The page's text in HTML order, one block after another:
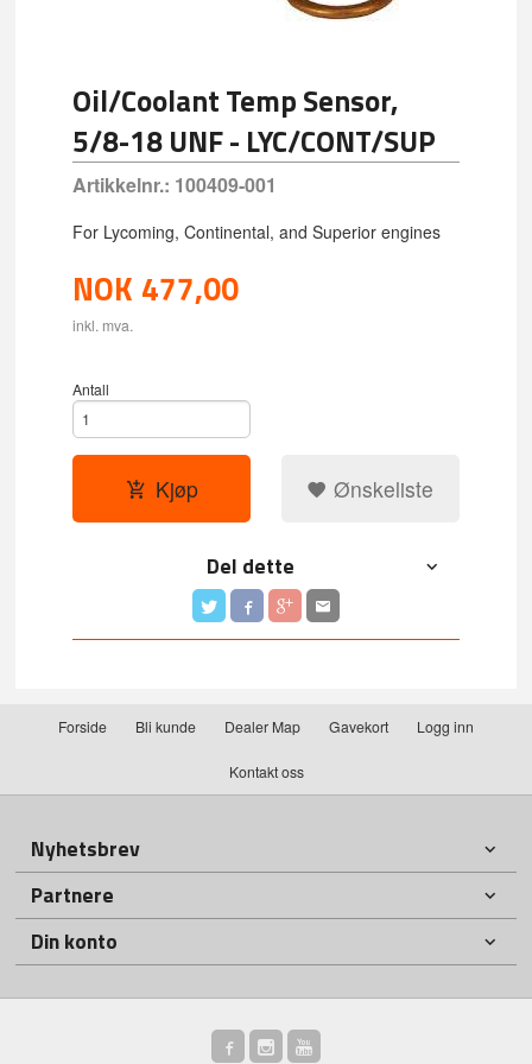
Oil/Coolant Temp Sensor,
5/8-18 UNF - LYC/CONT/SUP
Artikkelnr.: 100409-001
For Lycoming, Continental, and Superior engines
NOK 477,00
inkl. mva.
Antall
Kjøp Ønskeliste
Del dette
Forside Bli kunde Dealer Map Gavekort Logg inn
Kontakt oss
Nyhetsbrev
Partnere
Din konto